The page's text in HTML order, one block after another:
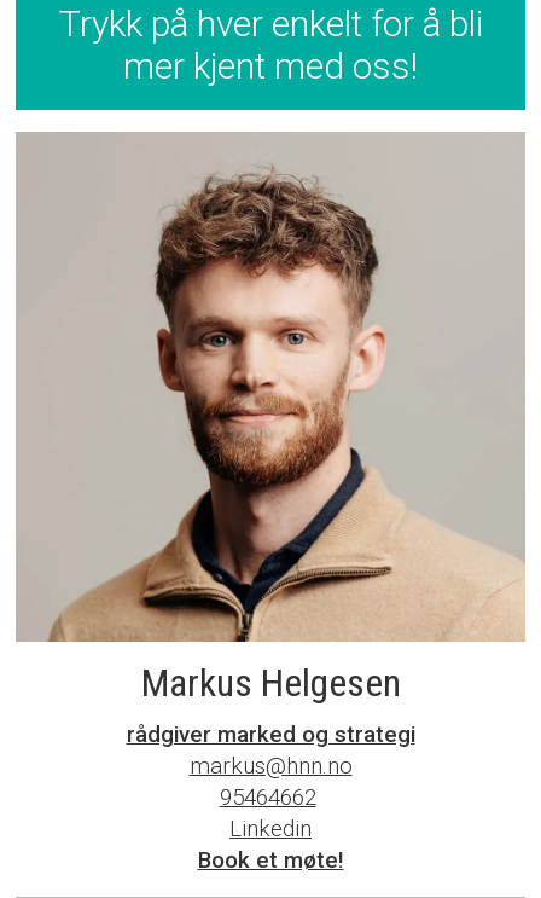
Trykk på hver enkelt for å bli
mer kjent med oss!
Markus Helgesen
rådgiver marked og strategi
markus@hnn.no
95464662‬
Linkedin
Book et møte!